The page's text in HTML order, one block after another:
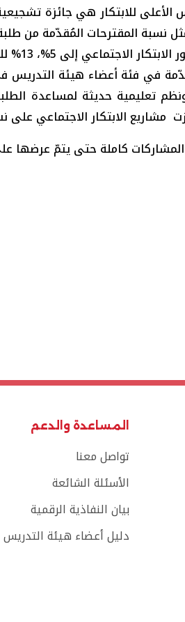
الأعلى للابتكار هي جائزة
المشاريع المُقدّمة في فئة أعضاء هيئة
تعليمية حديثة لمساعدة
على نسبة 20% من إجمالي المشاريع
كاملة حتى يتمّ عرضها على
المساعدة والدعم
تواصل معنا
الأسئلة الشائعة
بيان النفاذية الرقمية
دليل أعضاء هيئة التدريس